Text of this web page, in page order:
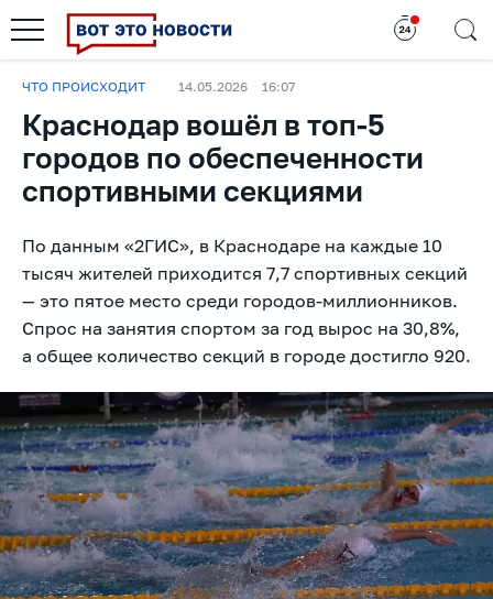
ЧТО ПРОИСХОДИТ 14.05.2026 16:07
Краснодар вошёл в топ-5
городов по обеспеченности
спортивными секциями
По данным «2ГИС», в Краснодаре на каждые 10
тысяч жителей приходится 7,7 спортивных секций
— это пятое место среди городов-миллионников.
Спрос на занятия спортом за год вырос на 30,8%,
а общее количество секций в городе достигло 920.